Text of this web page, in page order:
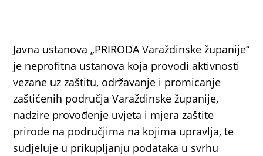
Javna ustanova „PRIRODA Varaždinske županije“
je neprofitna ustanova koja provodi aktivnosti
vezane uz zaštitu, održavanje i promicanje
zaštićenih područja Varaždinske županije,
nadzire provođenje uvjeta i mjera zaštite
prirode na područjima na kojima upravlja, te
sudjeluje u prikupljanju podataka u svrhu